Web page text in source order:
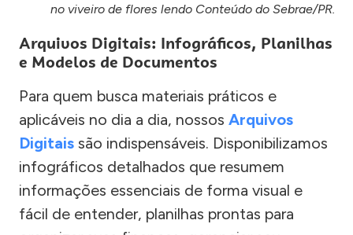
no viveiro de flores lendo Conteúdo do Sebrae/PR.
Arquivos Digitais: Infográficos, Planilhas
e Modelos de Documentos
Para quem busca materiais práticos e
aplicáveis no dia a dia, nossos Arquivos
Digitais são indispensáveis. Disponibilizamos
infográficos detalhados que resumem
informações essenciais de forma visual e
fácil de entender, planilhas prontas para